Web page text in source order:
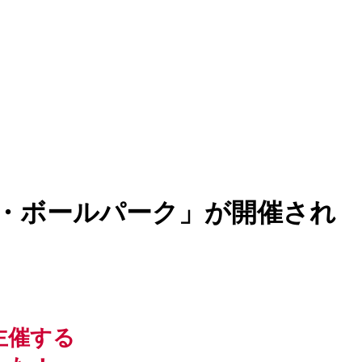
ボールパーク」が開催され
催する